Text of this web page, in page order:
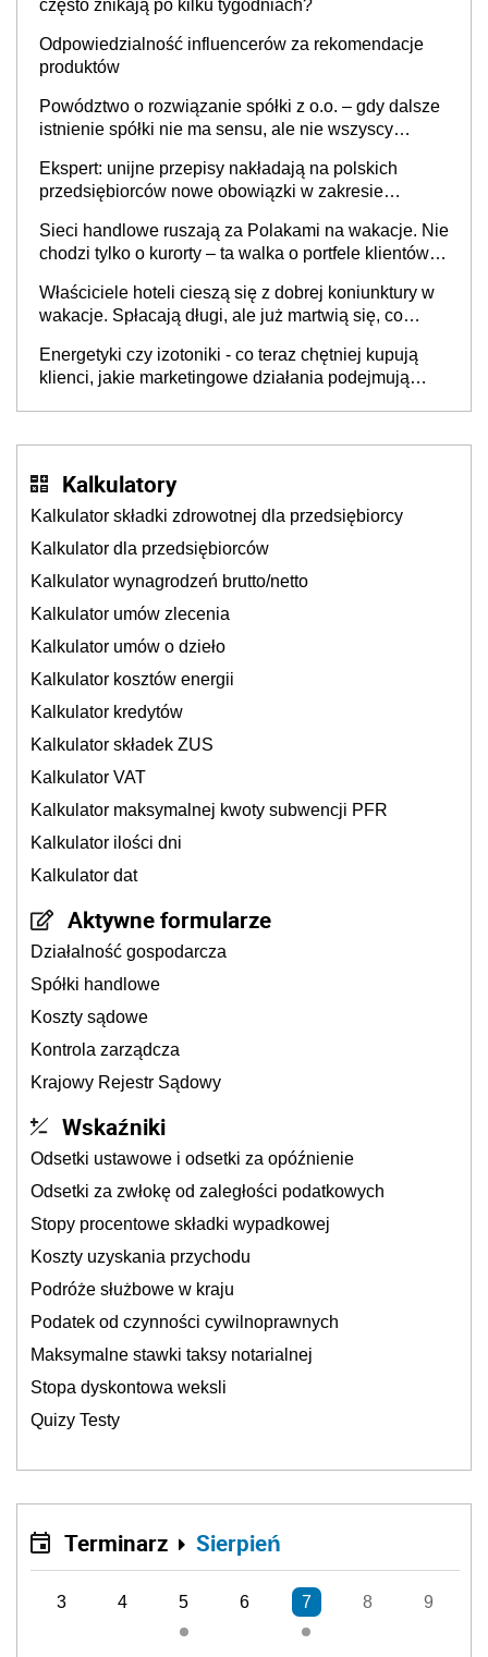
często znikają po kilku tygodniach?
Odpowiedzialność influencerów za rekomendacje
produktów
Powództwo o rozwiązanie spółki z o.o. – gdy dalsze
istnienie spółki nie ma sensu, ale nie wszyscy
Ekspert: unijne przepisy nakładają na polskich
przedsiębiorców nowe obowiązki w zakresie
Sieci handlowe ruszają za Polakami na wakacje. Nie
chodzi tylko o kurorty – ta walka o portfele klientów
cichu
Właściciele hoteli cieszą się z dobrej koniunktury w
wakacje. Spłacają długi, ale już martwią się, co
Energetyki czy izotoniki - co teraz chętniej kupują
klienci, jakie marketingowe działania podejmują
Kalkulatory
Kalkulator składki zdrowotnej dla przedsiębiorcy
Kalkulator dla przedsiębiorców
Kalkulator wynagrodzeń brutto/netto
Kalkulator umów zlecenia
Kalkulator umów o dzieło
Kalkulator kosztów energii
Kalkulator kredytów
Kalkulator składek ZUS
Kalkulator VAT
Kalkulator maksymalnej kwoty subwencji PFR
Kalkulator ilości dni
Kalkulator dat
Aktywne formularze
Działalność gospodarcza
Spółki handlowe
Koszty sądowe
Kontrola zarządcza
Krajowy Rejestr Sądowy
Wskaźniki
Odsetki ustawowe i odsetki za opóźnienie
Odsetki za zwłokę od zaległości podatkowych
Stopy procentowe składki wypadkowej
Koszty uzyskania przychodu
Podróże służbowe w kraju
Podatek od czynności cywilnoprawnych
Maksymalne stawki taksy notarialnej
Stopa dyskontowa weksli
Quizy Testy
Terminarz Sierpień
3 4 5 6 7 8 9